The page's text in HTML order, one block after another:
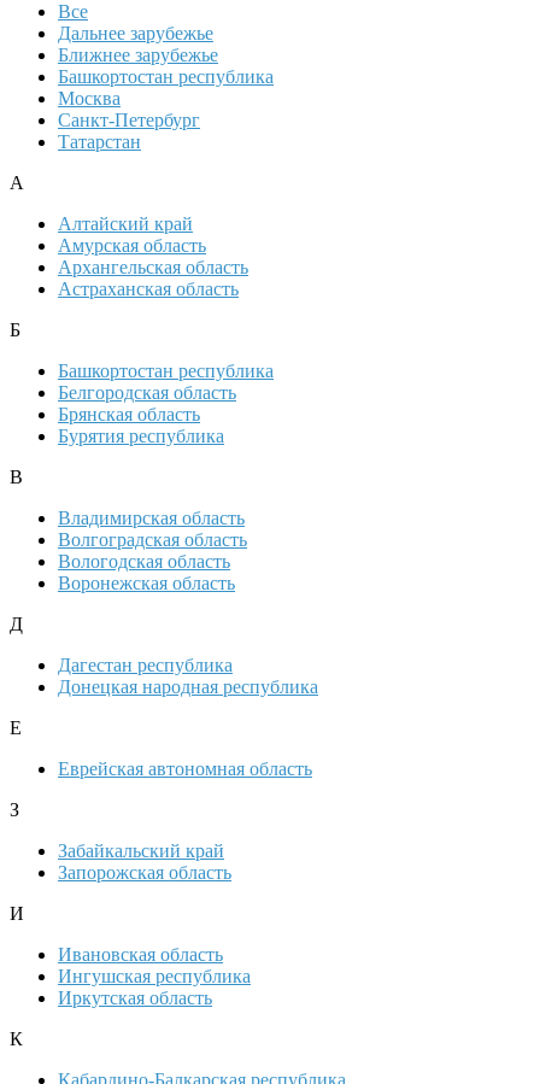
Все
Дальнее зарубежье
Ближнее зарубежье
Башкортостан республика
Москва
Санкт-Петербург
Татарстан
А
Алтайский край
Амурская область
Архангельская область
Астраханская область
Б
Башкортостан республика
Белгородская область
Брянская область
Бурятия республика
В
Владимирская область
Волгоградская область
Вологодская область
Воронежская область
Д
Дагестан республика
Донецкая народная республика
Е
Еврейская автономная область
З
Забайкальский край
Запорожская область
И
Ивановская область
Ингушская республика
Иркутская область
К